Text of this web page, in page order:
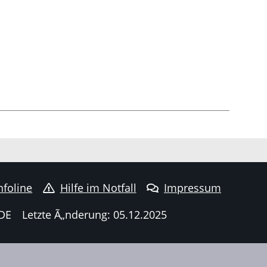
Hilfe im Notfall
Impressum
Letzte Ã„nderung: 05.12.2025